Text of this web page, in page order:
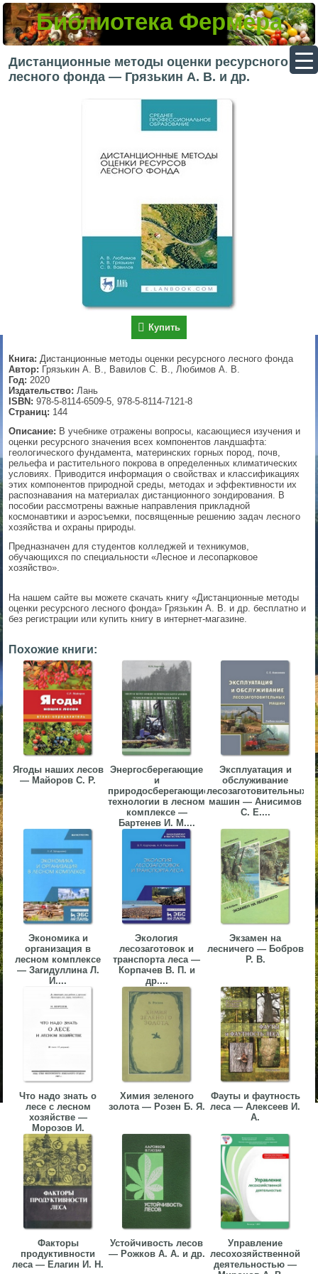
Библиотека Фермера
Дистанционные методы оценки ресурсного
лесного фонда — Грязькин А. В. и др.
Купить
Книга: Дистанционные методы оценки ресурсного лесного фонда
Автор: Грязькин А. В., Вавилов С. В., Любимов А. В.
Год: 2020
Издательство: Лань
ISBN: 978-5-8114-6509-5, 978-5-8114-7121-8
Страниц: 144
Описание: В учебнике отражены вопросы, касающиеся изучения и
оценки ресурсного значения всех компонентов ландшафта:
геологического фундамента, материнских горных пород, почв,
рельефа и растительного покрова в определенных климатических
условиях. Приводится информация о свойствах и классификациях
этих компонентов природной среды, методах и эффективности их
распознавания на материалах дистанционного зондирования. В
пособии рассмотрены важные направления прикладной
космонавтики и аэросъемки, посвященные решению задач лесного
хозяйства и охраны природы.
Предназначен для студентов колледжей и техникумов,
обучающихся по специальности «Лесное и лесопарковое
хозяйство».
На нашем сайте вы можете скачать книгу «Дистанционные методы
оценки ресурсного лесного фонда» Грязькин А. В. и др. бесплатно и
без регистрации или купить книгу в интернет-магазине.
Похожие книги:
Ягоды наших лесов
— Майоров С. Р.
Энергосберегающие
и
природосберегающие
технологии в лесном
комплексе —
Бартенев И. М....
Эксплуатация и
обслуживание
лесозаготовительных
машин — Анисимов
С. Е....
Экономика и
организация в
лесном комплексе
— Загидуллина Л.
И....
Экология
лесозаготовок и
транспорта леса —
Корпачев В. П. и
др....
Экзамен на
лесничего — Бобров
Р. В.
Что надо знать о
лесе с лесном
хозяйстве —
Морозов И.
Химия зеленого
золота — Розен Б. Я.
Фауты и фаутность
леса — Алексеев И.
А.
Факторы
продуктивности
леса — Елагин И. Н.
Устойчивость лесов
— Рожков А. А. и др.
Управление
лесохозяйственной
деятельностью —
▼
▼
▼
▼
▼
▼
▼